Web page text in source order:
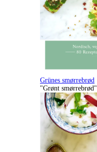
Grünes smørrebrød
"Grønt